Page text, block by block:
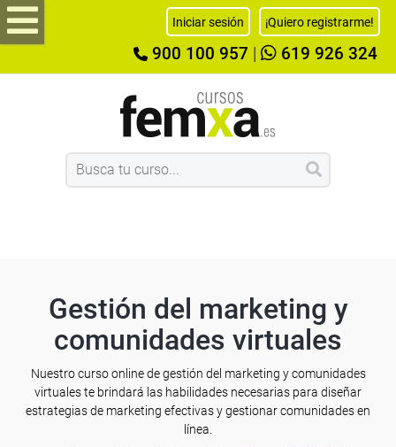
Iniciar sesión ¡Quiero registrarme!
900 100 957 619 926 324
Gestión del marketing y
comunidades virtuales
Nuestro curso online de gestión del marketing y comunidades
virtuales te brindará las habilidades necesarias para diseñar
estrategias de marketing efectivas y gestionar comunidades en
línea.